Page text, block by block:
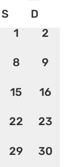
vues
S
D
0
1
0
2
0
8
0
9
0
15
0
16
0
22
0
23
0
29
0
30